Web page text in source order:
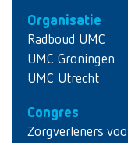
Organisatie
Radboud UMC
UMC Groningen
UMC Utrecht
Congres
Zorgverleners